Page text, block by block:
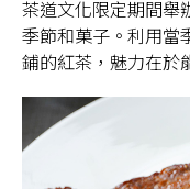
茶道文化限定期間舉
季節和菓子。利用當
鋪的紅茶，魅力在於